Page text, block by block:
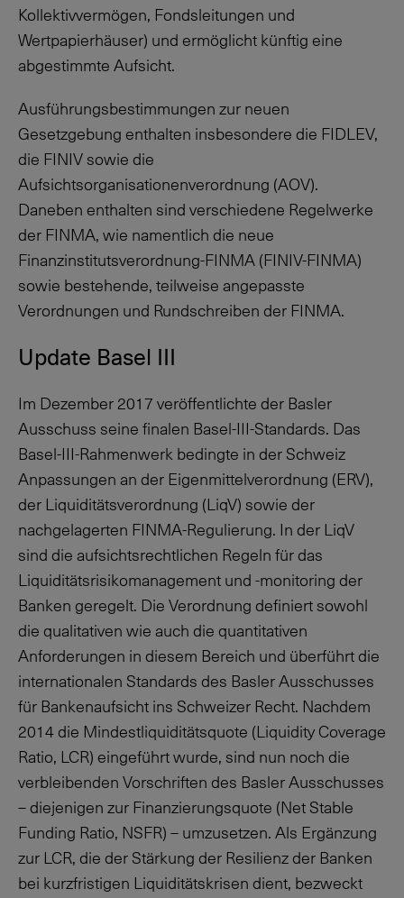
Kollektivvermögen, Fondsleitungen und
Wertpapierhäuser) und ermöglicht künftig eine
abgestimmte Aufsicht.
Ausführungsbestimmungen zur neuen
Gesetzgebung enthalten insbesondere die FIDLEV,
die FINIV sowie die
Aufsichtsorganisationenverordnung (AOV).
Daneben enthalten sind verschiedene Regelwerke
der FINMA, wie namentlich die neue
Finanzinstitutsverordnung-FINMA (FINIV-FINMA)
sowie bestehende, teilweise angepasste
Verordnungen und Rundschreiben der FINMA.
Update Basel III
Im Dezember 2017 veröffentlichte der Basler
Ausschuss seine finalen Basel-III-Standards. Das
Basel-III-Rahmenwerk bedingte in der Schweiz
Anpassungen an der Eigenmittelverordnung (ERV),
der Liquiditätsverordnung (LiqV) sowie der
nachgelagerten FINMA-Regulierung. In der LiqV
sind die aufsichtsrechtlichen Regeln für das
Liquiditätsrisikomanagement und -monitoring der
Banken geregelt. Die Verordnung definiert sowohl
die qualitativen wie auch die quantitativen
Anforderungen in diesem Bereich und überführt die
internationalen Standards des Basler Ausschusses
für Bankenaufsicht ins Schweizer Recht. Nachdem
2014 die Mindestliquiditätsquote (Liquidity Coverage
Ratio, LCR) eingeführt wurde, sind nun noch die
verbleibenden Vorschriften des Basler Ausschusses
– diejenigen zur Finanzierungsquote (Net Stable
Funding Ratio, NSFR) – umzusetzen. Als Ergänzung
zur LCR, die der Stärkung der Resilienz der Banken
bei kurzfristigen Liquiditätskrisen dient, bezweckt